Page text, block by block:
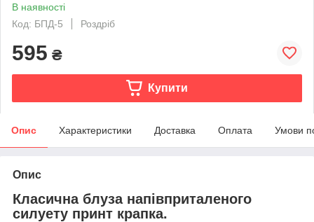
В наявності
Код: БПД-5
Роздріб
595 ₴
Купити
Опис Характеристики Доставка Оплата Умови
Опис
Класична блуза напівприталеного
силуету принт крапка.